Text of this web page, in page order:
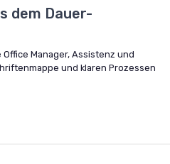
dem Dauer-
Manager, Assistenz und
und klaren Prozessen